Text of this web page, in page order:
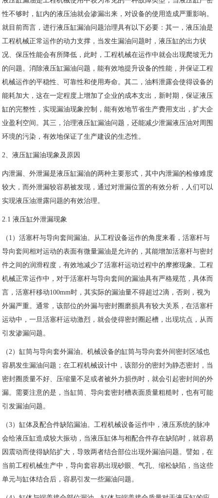
性不够时，缸内的液压油就会渗漏出来，对设备的使用造成严重影响。
就目前而言，进行液压缸漏油问题治理具有以下必要：其一，液压油是
工程机械正常运作的动力支撑，当发生漏油问题时，液压缸的出力状
况、保压性能会有所降低，此时，工程机械在运作中就会出现爬坡无力
的问题。消除液压缸漏油问题，能有效地提升设备的性能，并保证工程
机械运作的平稳性、可靠性和使用寿命。其二，油料泄露会使得设备的
能耗加大，这在一定程度上增加了企业的成本支出，新时期，保证液压
缸的完整性，实现漏油现象控制，能有效地节省生产费用支出，扩大企
业盈利空间。其三，治理液压缸漏油问题，还能减少泄漏液压油对周围
环境的污染，有效地保证了生产建设的生态性。
2、液压缸漏油现象及原因
内泄漏、外泄漏是液压缸漏油的两种主要形式，其中内泄漏的检修难度
较大，而外泄漏较容易被发现，通过对泄漏位置的有效分析，人们可以
实现液压油泄露问题的有效治理。
2.1 液压缸外泄漏现象
（1）活塞杆与导向套间漏油。从工程设备运作的角度来看，活塞杆与
导向套间相对运动的表面有微量漏油是允许的，其能增加活塞杆与密封
件之间的润滑程度，有效地减少了活塞杆运动过程中的摩擦现象。工程
机械正常运作中，对于活塞杆与导向套间的漏油具有严格规范，具体而
言，活塞杆移动100mm时，其实际的漏油量不得超过2滴，否则，视为
外漏严重。通常，该部位的外漏与密封圈磨损具有较大关系，在活塞杆
运动中，一旦活塞杆运动激烈，就会使得密封圈起槽，出现坑点，从而
引发渗漏问题。
（2）缸筒与导向套外漏油。机械设备的缸筒与导向套外间密封区域也
容易发生漏油问题；在工程机械设计中，该部分的密封为静态密封，当
密封圈质量不好、压缩量不足或者被外力损伤时，就会引起密封间的外
漏。需要注意的是，当缸筒、导向套密封槽表面质量粗糙时，也有可能
引发漏油问题。
（3）缸体及配合件缺陷漏油。工程机械设备运作中，液压系统的脉冲
会给液压缸造成较大振动，当液压缸体与相配合件存在缺陷时，就容易
因震动而使得缺陷扩大，导致两者结合部位出现外漏油问题。譬如，在
当前工程机械生产中，导向套容易出现砂眼、气孔、缩松缺陷，当这些
单元与缸体结合后，容易引发一些漏油问题。